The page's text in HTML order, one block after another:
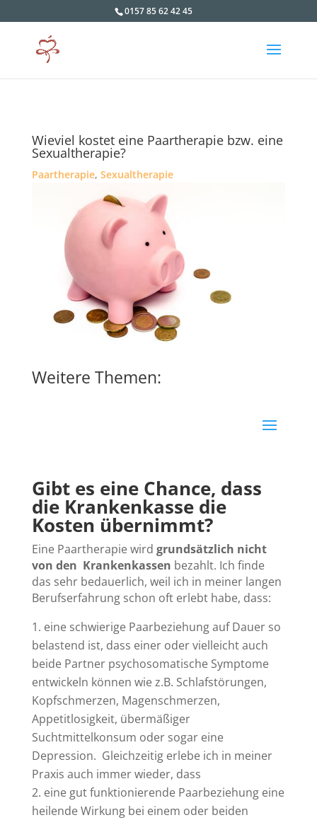
0157 85 62 42 45
Wieviel kostet eine Paartherapie bzw. eine
Sexualtherapie?
Paartherapie, Sexualtherapie
Weitere Themen:
Gibt es eine Chance, dass
die Krankenkasse die
Kosten übernimmt?
Eine Paartherapie wird grundsätzlich nicht
von den Krankenkassen bezahlt. Ich finde
das sehr bedauerlich, weil ich in meiner langen
Berufserfahrung schon oft erlebt habe, dass:
eine schwierige Paarbeziehung auf Dauer so
belastend ist, dass einer oder vielleicht auch
beide Partner psychosomatische Symptome
entwickeln können wie z.B. Schlafstörungen,
Kopfschmerzen, Magenschmerzen,
Appetitlosigkeit, übermäßiger
Suchtmittelkonsum oder sogar eine
Depression. Gleichzeitig erlebe ich in meiner
Praxis auch immer wieder, dass
eine gut funktionierende Paarbeziehung eine
heilende Wirkung bei einem oder beiden